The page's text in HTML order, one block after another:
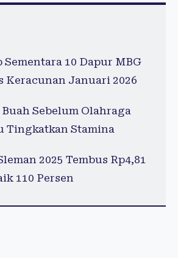
Sementara 10 Dapur MBG
Keracunan Januari 2026
Sebelum Olahraga
Tingkatkan Stamina
2025 Tembus Rp4,81
110 Persen